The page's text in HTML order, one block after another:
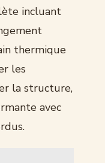
incluant
thermique
les
la structure,
avec